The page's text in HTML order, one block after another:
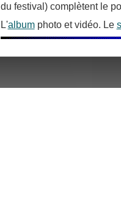
du festival) complètent le
L'albumphoto et vidéo. Le